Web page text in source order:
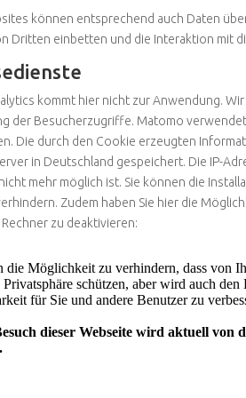
können entsprechend auch Daten
Dritten einbetten und die Interaktion mit
kommt hier nicht zur Anwendung.
der Besucherzugriffe. Matomo
Die durch den Cookie erzeugten
in Deutschland gespeichert. Die IP-
mehr möglich ist. Sie können die
Zudem haben Sie hier die
zu deaktivieren: